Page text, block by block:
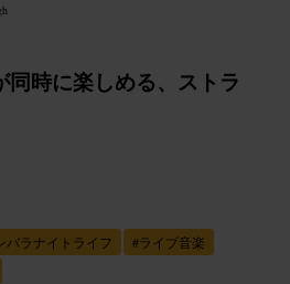
同時に楽しめる、ストラ
バラナイトライフ #ライブ音楽